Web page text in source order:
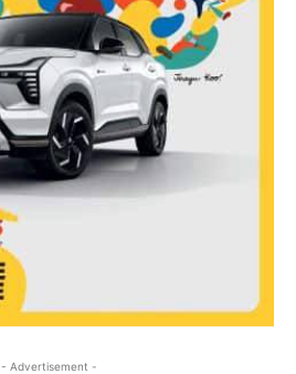
- Advertisement -